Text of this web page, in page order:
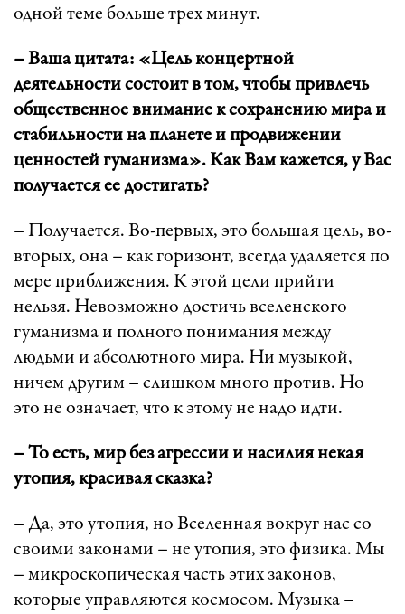
одной теме больше трех минут.
– Ваша цитата: «Цель концертной
деятельности состоит в том, чтобы привлечь
общественное внимание к сохранению мира и
стабильности на планете и продвижении
ценностей гуманизма». Как Вам кажется, у Вас
получается ее достигать?
– Получается. Во-первых, это большая цель, во-
вторых, она – как горизонт, всегда удаляется по
мере приближения. К этой цели прийти
нельзя. Невозможно достичь вселенского
гуманизма и полного понимания между
людьми и абсолютного мира. Ни музыкой,
ничем другим – слишком много против. Но
это не означает, что к этому не надо идти.
– То есть, мир без агрессии и насилия некая
утопия, красивая сказка?
– Да, это утопия, но Вселенная вокруг нас со
своими законами – не утопия, это физика. Мы
– микроскопическая часть этих законов,
которые управляются космосом. Музыка –